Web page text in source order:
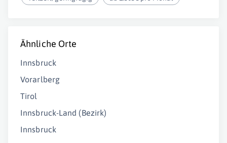
Ähnliche Orte
Innsbruck
Vorarlberg
Tirol
Innsbruck-Land (Bezirk)
Innsbruck